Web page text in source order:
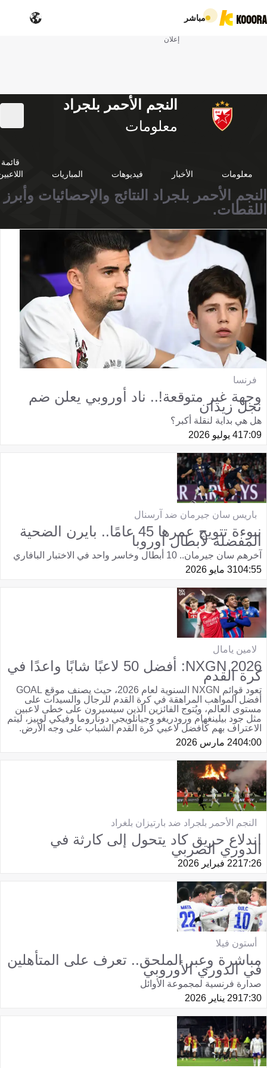
مباشر
إعلان
النجم الأحمر بلجراد
معلومات
معلومات الأخبار فيديوهات المباريات
قائمة
النجم الأحمر بلجراد النتائج والإحصائيات وأبرز
اللقطات.
فرنسا
وجهة غير متوقعة!.. ناد أوروبي يعلن ضم
نجل زيدان
هل هي بداية لنقلة أكبر؟
17:094 يوليو 2026
باريس سان جيرمان ضد آرسنال
نبوءة تتويج عمرها 45 عامًا.. بايرن الضحية
المفضلة لأبطال أوروبا
آخرهم سان جيرمان.. 10 أبطال وخاسر واحد في الاختبار البافاري
04:5531 مايو 2026
لامين يامال
NXGN 2026: أفضل 50 لاعبًا شابًا واعدًا في
كرة القدم
تعود قوائم NXGN السنوية لعام 2026، حيث يصنف موقع GOAL
أفضل المواهب المراهقة في كرة القدم للرجال والسيدات على
مستوى العالم، ويُتوج الفائزين الذين سيسيرون على خطى لاعبين
مثل جود بيلينغهام ورودريغو وجيانلويجي دوناروما وفيكي لوبيز، ليتم
الاعتراف بهم كأفضل لاعبي كرة القدم الشباب على وجه الأرض.
04:0024 مارس 2026
النجم الأحمر بلجراد ضد بارتيزان بلغراد
اندلاع حريق كاد يتحول إلى كارثة في
الدوري الصربي
17:2622 فبراير 2026
أستون فيلا
مباشرة وعبر الملحق.. تعرف على المتأهلين
في الدوري الأوروبي
صدارة فرنسية لمجموعة الأوائل
17:3029 يناير 2026